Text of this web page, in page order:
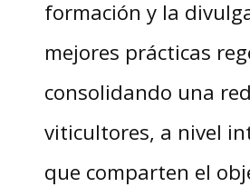
formación y la
mejores prácticas
consolidando una
viticultores, a nivel
que comparten el